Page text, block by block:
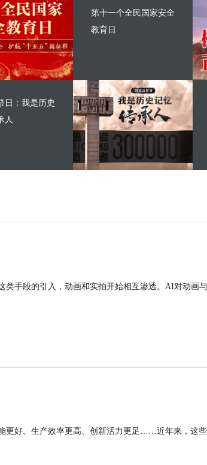
第十一个全民国家安全
教育日
日：我是历史
人
类手段的引入，动画和实拍开始相互渗透。AI对动画
更好、生产效率更高、创新活力更足……近年来，这